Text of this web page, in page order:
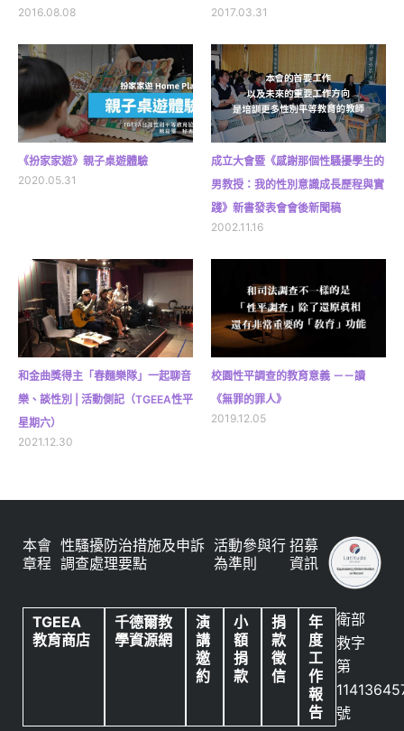
2016.08.08 2017.03.31
《扮家家遊》親子桌遊體驗
2020.05.31
成立大會暨《感謝那個性騷擾學生的
男教授：我的性別意識成長歷程與實
踐》新書發表會會後新聞稿
2002.11.16
和金曲獎得主「春麵樂隊」一起聊音
樂、談性別 | 活動側記（TGEEA性平
星期六）
2021.12.30
校園性平調查的教育意義 －－讀
《無罪的罪人》
2019.12.05
本會
章程
性騷擾防治措施及申訴
調查處理要點
活動參與行
為準則
招募
資訊
TGEEA
教育商店
千德爾教
學資源網
演
講
邀
約
小
額
捐
款
捐
款
徵
信
年
度
工
作
報
告
衛部
救字
第
號